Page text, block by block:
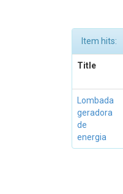
Item hits:
Title
Lombada
geradora
de
energia